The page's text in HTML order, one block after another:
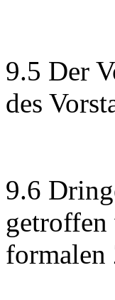
9.5 Der
des
9.6
formalen